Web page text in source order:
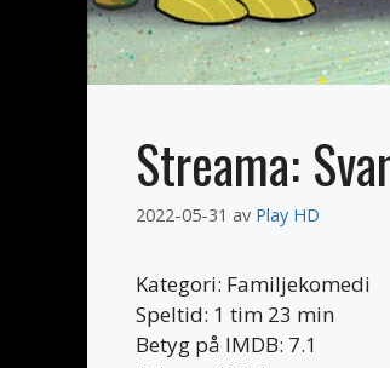
Streama:
2022-05-31 av Play HD
Kategori: Familjekomedi
Speltid: 1 tim 23 min
Betyg på IMDB: 7.1